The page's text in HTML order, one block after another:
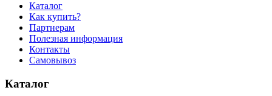
Каталог
Как купить?
Партнерам
Полезная информация
Контакты
Самовывоз
Каталог